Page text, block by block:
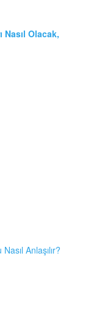
Olacak,
Anlaşılır?